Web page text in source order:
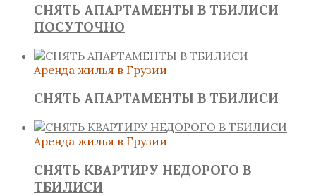
СНЯТЬ АПАРТАМЕНТЫ В ТБИЛИСИ
ПОСУТОЧНО
Аренда жилья в Грузии
СНЯТЬ АПАРТАМЕНТЫ В ТБИЛИСИ
Аренда жилья в Грузии
СНЯТЬ КВАРТИРУ НЕДОРОГО В
ТБИЛИСИ